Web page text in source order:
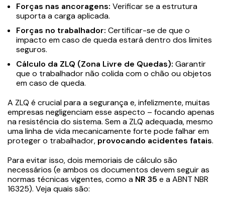
Forças nas ancoragens: Verificar se a estrutura
suporta a carga aplicada.
Forças no trabalhador: Certificar-se de que o
impacto em caso de queda estará dentro dos limites
seguros.
Cálculo da ZLQ (Zona Livre de Quedas): Garantir
que o trabalhador não colida com o chão ou objetos
em caso de queda.
A ZLQ é crucial para a segurança e, infelizmente, muitas
empresas negligenciam esse aspecto – focando apenas
na resistência do sistema. Sem a ZLQ adequada, mesmo
uma linha de vida mecanicamente forte pode falhar em
proteger o trabalhador, provocando acidentes fatais.
Para evitar isso, dois memoriais de cálculo são
necessários (e ambos os documentos devem seguir as
normas técnicas vigentes, como a NR 35 e a ABNT NBR
16325). Veja quais são: